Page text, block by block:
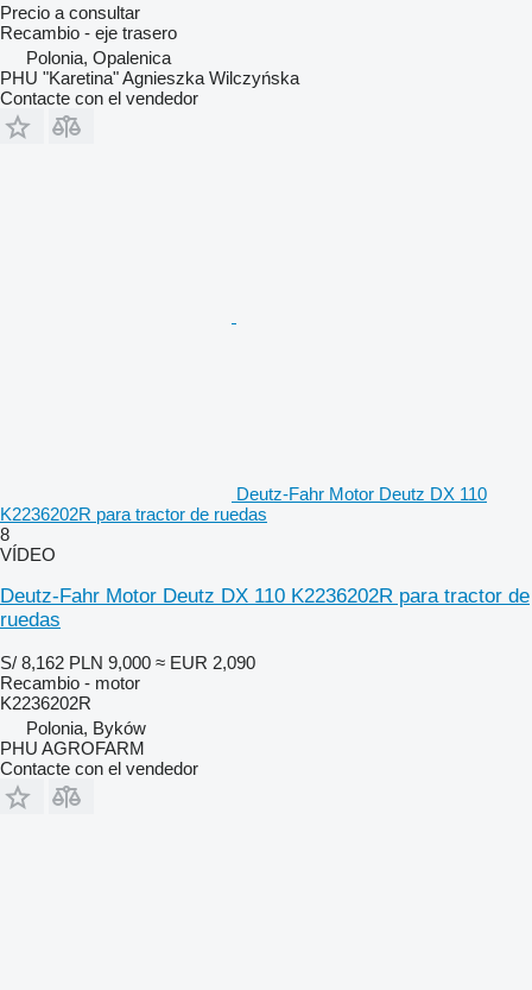
Precio a consultar
Recambio - eje trasero
Polonia, Opalenica
PHU "Karetina" Agnieszka Wilczyńska
Contacte con el vendedor
Deutz-Fahr Motor Deutz DX 110
K2236202R para tractor de ruedas
8
VÍDEO
Deutz-Fahr Motor Deutz DX 110 K2236202R para tractor de
ruedas
S/ 8,162 PLN 9,000 ≈ EUR 2,090
Recambio - motor
K2236202R
Polonia, Byków
PHU AGROFARM
Contacte con el vendedor